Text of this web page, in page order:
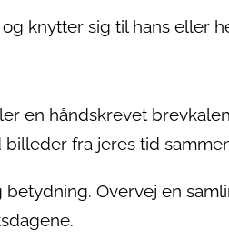
knytter sig til hans eller
en håndskrevet
fra jeres tid
Overvej en